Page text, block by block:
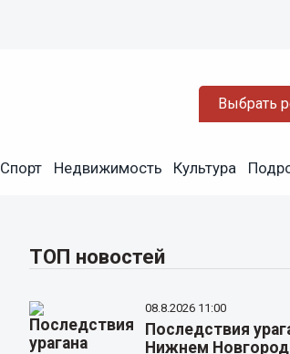
Выбрать
Спорт Недвижимость Культура
ТОП новостей
08.8.2026 11:00
Последствия
Нижнем